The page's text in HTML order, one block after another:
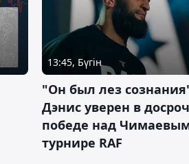
13:45, Бүгін
"Он был лез
Дэнис уверен в
победе над
турнире RAF